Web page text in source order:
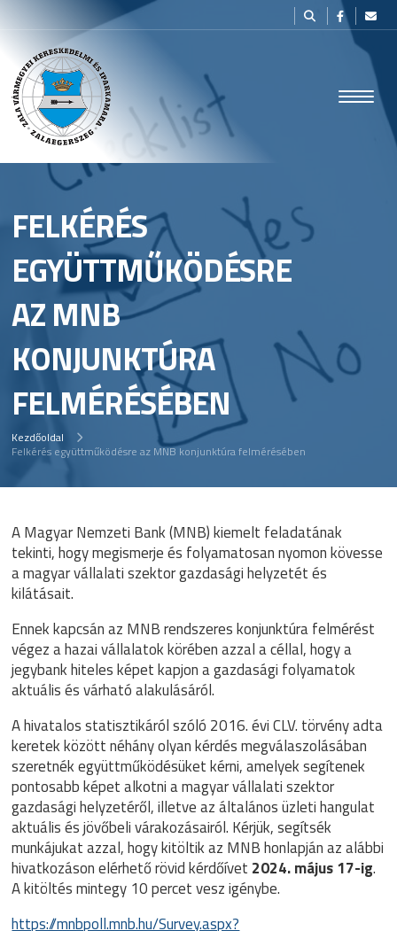
FELKÉRÉS
EGYÜTTMŰKÖDÉSRE
AZ MNB
KONJUNKTÚRA
FELMÉRÉSÉBEN
Kezdőoldal
Felkérés együttműködésre az MNB konjunktúra felmérésében
A Magyar Nemzeti Bank (MNB) kiemelt feladatának
tekinti, hogy megismerje és folyamatosan nyomon kövesse
a magyar vállalati szektor gazdasági helyzetét és
kilátásait.
Ennek kapcsán az MNB rendszeres konjunktúra felmérést
végez a hazai vállalatok körében azzal a céllal, hogy a
jegybank hiteles képet kapjon a gazdasági folyamatok
aktuális és várható alakulásáról.
A hivatalos statisztikáról szóló 2016. évi CLV. törvény adta
keretek között néhány olyan kérdés megválaszolásában
szeretnék együttműködésüket kérni, amelyek segítenek
pontosabb képet alkotni a magyar vállalati szektor
gazdasági helyzetéről, illetve az általános üzleti hangulat
aktuális és jövőbeli várakozásairól. Kérjük, segítsék
munkájukat azzal, hogy kitöltik az MNB honlapján az alábbi
hivatkozáson elérhető rövid kérdőívet 2024. május 17-ig.
A kitöltés mintegy 10 percet vesz igénybe.
https://mnbpoll.mnb.hu/Survey.aspx?